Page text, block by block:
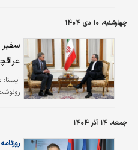
چهارشنبه، ۱۰ دی ۱۴۰۴
سفیر
ايسنا:
جمعه، ۱۴ آذر ۱۴۰۴
روزنامه